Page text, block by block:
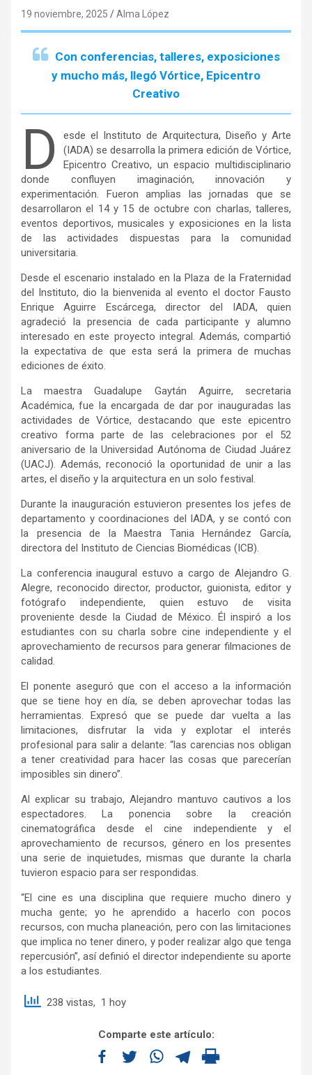
19 noviembre, 2025 Alma López
Con conferencias, talleres, exposiciones
y mucho más, llegó Vórtice, Epicentro
Creativo
D
esde el Instituto de Arquitectura, Diseño y Arte
(IADA) se desarrolla la primera edición de Vórtice,
Epicentro Creativo, un espacio multidisciplinario
donde confluyen imaginación, innovación y
experimentación. Fueron amplias las jornadas que se
desarrollaron el 14 y 15 de octubre con charlas, talleres,
eventos deportivos, musicales y exposiciones en la lista
de las actividades dispuestas para la comunidad
universitaria.
Desde el escenario instalado en la Plaza de la Fraternidad
del Instituto, dio la bienvenida al evento el doctor Fausto
Enrique Aguirre Escárcega, director del IADA, quien
agradeció la presencia de cada participante y alumno
interesado en este proyecto integral. Además, compartió
la expectativa de que esta será la primera de muchas
ediciones de éxito.
La maestra Guadalupe Gaytán Aguirre, secretaria
Académica, fue la encargada de dar por inauguradas las
actividades de Vórtice, destacando que este epicentro
creativo forma parte de las celebraciones por el 52
aniversario de la Universidad Autónoma de Ciudad Juárez
(UACJ). Además, reconoció la oportunidad de unir a las
artes, el diseño y la arquitectura en un solo festival.
Durante la inauguración estuvieron presentes los jefes de
departamento y coordinaciones del IADA, y se contó con
la presencia de la Maestra Tania Hernández García,
directora del Instituto de Ciencias Biomédicas (ICB).
La conferencia inaugural estuvo a cargo de Alejandro G.
Alegre, reconocido director, productor, guionista, editor y
fotógrafo independiente, quien estuvo de visita
proveniente desde la Ciudad de México. Él inspiró a los
estudiantes con su charla sobre cine independiente y el
aprovechamiento de recursos para generar filmaciones de
calidad.
El ponente aseguró que con el acceso a la información
que se tiene hoy en día, se deben aprovechar todas las
herramientas. Expresó que se puede dar vuelta a las
limitaciones, disfrutar la vida y explotar el interés
profesional para salir a delante: “las carencias nos obligan
a tener creatividad para hacer las cosas que parecerían
imposibles sin dinero”.
Al explicar su trabajo, Alejandro mantuvo cautivos a los
espectadores. La ponencia sobre la creación
cinematográfica desde el cine independiente y el
aprovechamiento de recursos, género en los presentes
una serie de inquietudes, mismas que durante la charla
tuvieron espacio para ser respondidas.
“El cine es una disciplina que requiere mucho dinero y
mucha gente; yo he aprendido a hacerlo con pocos
recursos, con mucha planeación, pero con las limitaciones
que implica no tener dinero, y poder realizar algo que tenga
repercusión”, así definió el director independiente su aporte
a los estudiantes.
238 vistas, 1 hoy
Comparte este artículo: